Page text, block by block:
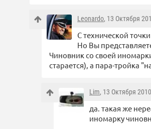
Leonardo, 13 Октября
С технической
Но Вы
Чиновник со своей
старается), а пара-тройка
Lim, 13 Октября
да. такая же
иномарку